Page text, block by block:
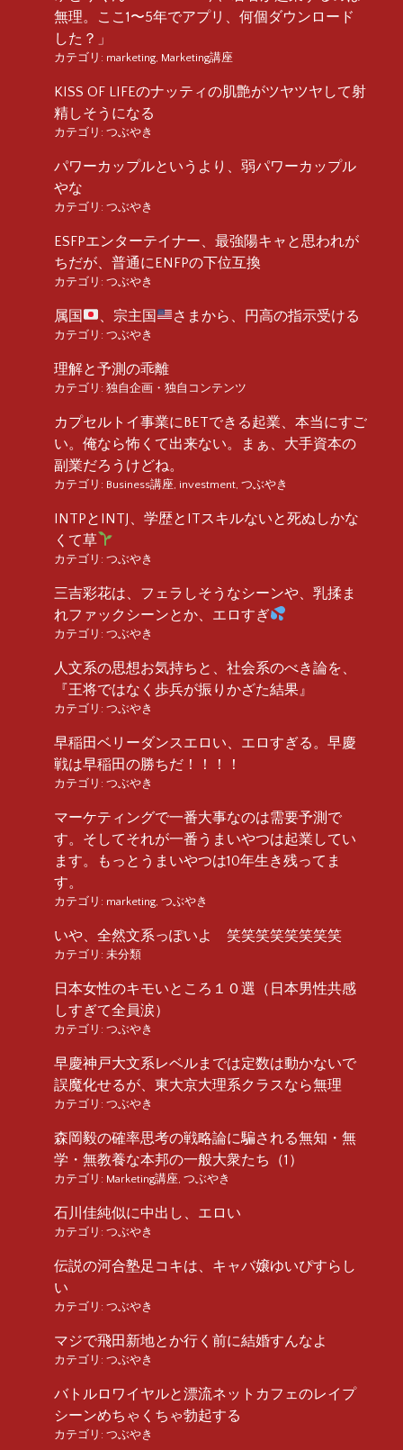
無理。ここ1〜5年でアプリ、何個ダウンロード
した？」
カテゴリ: marketing Marketing講座
KISS OF LIFEのナッティの肌艶がツヤツヤして射
精しそうになる
カテゴリ: つぶやき
パワーカップルというより、弱パワーカップル
やな
カテゴリ: つぶやき
ESFPエンターテイナー、最強陽キャと思われが
ちだが、普通にENFPの下位互換
カテゴリ: つぶやき
属国 、宗主国 さまから、円高の指示受ける
カテゴリ: つぶやき
理解と予測の乖離
カテゴリ: 独自企画・独自コンテンツ
カプセルトイ事業にBETできる起業、本当にすご
い。俺なら怖くて出来ない。まぁ、大手資本の
副業だろうけどね。
カテゴリ: Business講座 investment つぶやき
INTPとINTJ、学歴とITスキルないと死ぬしかな
くて草
カテゴリ: つぶやき
三吉彩花は、フェラしそうなシーンや、乳揉ま
れファックシーンとか、エロすぎ
カテゴリ: つぶやき
人文系の思想お気持ちと、社会系のべき論を、
『王将ではなく歩兵が振りかざた結果』
カテゴリ: つぶやき
早稲田ベリーダンスエロい、エロすぎる。早慶
戦は早稲田の勝ちだ！！！！
カテゴリ: つぶやき
マーケティングで一番大事なのは需要予測で
す。そしてそれが一番うまいやつは起業してい
ます。もっとうまいやつは10年生き残ってま
す。
カテゴリ: marketing つぶやき
いや、全然文系っぽいよ 笑笑笑笑笑笑笑笑
カテゴリ: 未分類
日本女性のキモいところ１０選（日本男性共感
しすぎて全員涙）
カテゴリ: つぶやき
早慶神戸大文系レベルまでは定数は動かないで
誤魔化せるが、東大京大理系クラスなら無理
カテゴリ: つぶやき
森岡毅の確率思考の戦略論に騙される無知・無
学・無教養な本邦の一般大衆たち（1）
カテゴリ: Marketing講座 つぶやき
石川佳純似に中出し、エロい
カテゴリ: つぶやき
伝説の河合塾足コキは、キャバ嬢ゆいぴすらし
い
カテゴリ: つぶやき
マジで飛田新地とか行く前に結婚すんなよ
カテゴリ: つぶやき
バトルロワイヤルと漂流ネットカフェのレイプ
シーンめちゃくちゃ勃起する
カテゴリ: つぶやき